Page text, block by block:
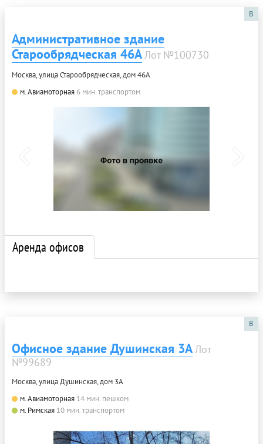
B
Административное здание
Старообрядческая 46АЛот №100730
Москва, улица Старообрядческая, дом 46А
м. Авиамоторная 6 мин. транспортом
Аренда офисов
B
Офисное здание Душинская 3АЛот
№99689
Москва, улица Душинская, дом 3А
м. Авиамоторная 14 мин. пешком
м. Римская 10 мин. транспортом